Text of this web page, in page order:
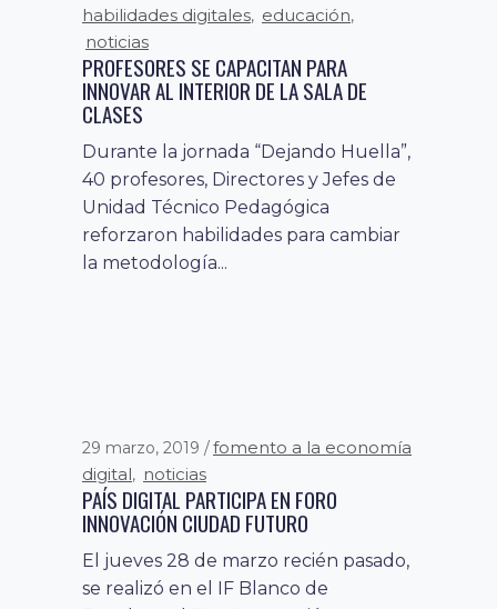
habilidades digitales, educación,
noticias
PROFESORES SE CAPACITAN PARA
INNOVAR AL INTERIOR DE LA SALA DE
CLASES
Durante la jornada “Dejando Huella”,
40 profesores, Directores y Jefes de
Unidad Técnico Pedagógica
reforzaron habilidades para cambiar
la metodología...
29 marzo, 2019
fomento a la economía
digital, noticias
PAÍS DIGITAL PARTICIPA EN FORO
INNOVACIÓN CIUDAD FUTURO
El jueves 28 de marzo recién pasado,
se realizó en el IF Blanco de